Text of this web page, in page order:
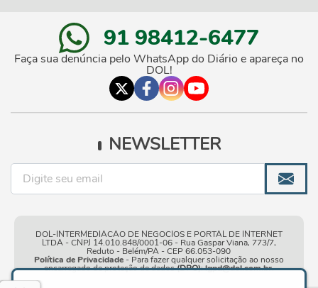
91 98412-6477
Faça sua denúncia pelo WhatsApp do Diário e apareça no
DOL!
NEWSLETTER
DOL-INTERMEDIACAO DE NEGOCIOS E PORTAL DE INTERNET
LTDA - CNPJ 14.010.848/0001-06 - Rua Gaspar Viana, 773/7,
Reduto - Belém/PA - CEP 66.053-090
Política de Privacidade- Para fazer qualquer solicitação ao nosso
encarregado de proteção de dados(DPO):lgpd@dol.com.br.